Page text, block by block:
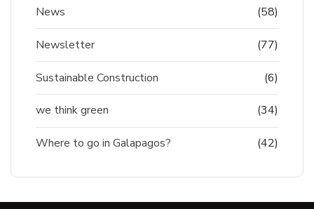
News (58)
Newsletter (77)
Sustainable Construction (6)
we think green (34)
Where to go in Galapagos? (42)